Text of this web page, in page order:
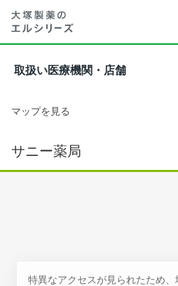
取扱い医療機関・店舗
マップを見る
サニー薬局
特異なアクセスが見られたため